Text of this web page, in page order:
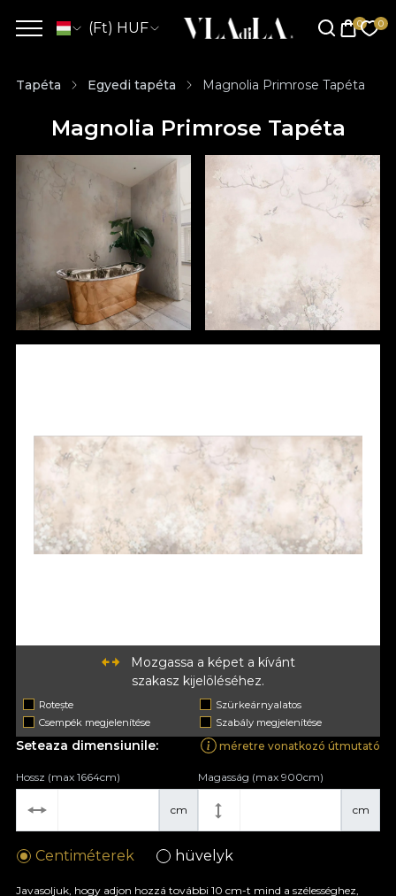
(Ft) HUF
Tapéta Egyedi tapéta Magnolia Primrose Tapéta
Magnolia Primrose Tapéta
Mozgassa a képet a kívánt
szakasz kijelöléséhez.
Rotește
Szürkeárnyalatos
Csempék megjelenítése
Szabály megjelenítése
Seteaza dimensiunile: méretre vonatkozó útmutató
cm
Hossz (max 1664cm)
cm
Magasság (max 900cm)
Centiméterek hüvelyk
Javasoljuk, hogy adjon hozzá további 10 cm-t mind a szélességhez,